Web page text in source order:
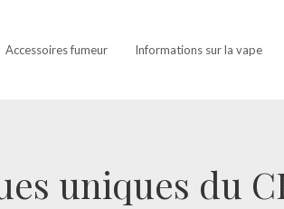
Accessoires fumeur Informations sur la vape
uniques du